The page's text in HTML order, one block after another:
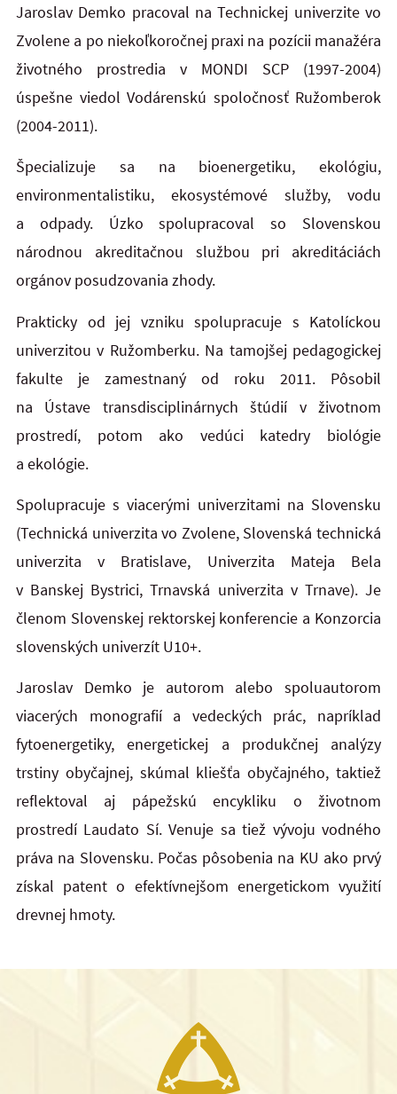
Jaroslav Demko pracoval na Technickej univerzite vo
Zvolene a po niekoľkoročnej praxi na pozícii manažéra
životného prostredia v MONDI SCP (1997-2004)
úspešne viedol Vodárenskú spoločnosť Ružomberok
(2004-2011).
Špecializuje sa na bioenergetiku, ekológiu,
environmentalistiku, ekosystémové služby, vodu
a odpady. Úzko spolupracoval so Slovenskou
národnou akreditačnou službou pri akreditáciách
orgánov posudzovania zhody.
Prakticky od jej vzniku spolupracuje s Katolíckou
univerzitou v Ružomberku. Na tamojšej pedagogickej
fakulte je zamestnaný od roku 2011. Pôsobil
na Ústave transdisciplinárnych štúdií v životnom
prostredí, potom ako vedúci katedry biológie
a ekológie.
Spolupracuje s viacerými univerzitami na Slovensku
(Technická univerzita vo Zvolene, Slovenská technická
univerzita v Bratislave, Univerzita Mateja Bela
v Banskej Bystrici, Trnavská univerzita v Trnave). Je
členom Slovenskej rektorskej konferencie a Konzorcia
slovenských univerzít U10+.
Jaroslav Demko je autorom alebo spoluautorom
viacerých monografií a vedeckých prác, napríklad
fytoenergetiky, energetickej a produkčnej analýzy
trstiny obyčajnej, skúmal kliešťa obyčajného, taktiež
reflektoval aj pápežskú encykliku o životnom
prostredí Laudato Sí. Venuje sa tiež vývoju vodného
práva na Slovensku. Počas pôsobenia na KU ako prvý
získal patent o efektívnejšom energetickom využití
drevnej hmoty.